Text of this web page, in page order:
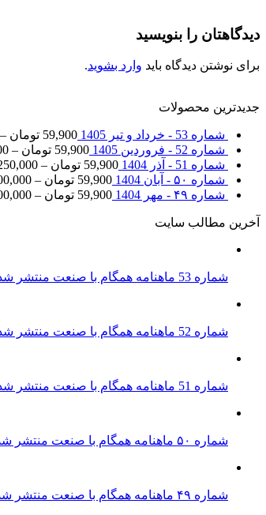
دیدگاهتان را بنویسید
برای نوشتن دیدگاه باید وارد بشوید.
جدیدترین محصولات
شماره 53 - خرداد و تیر 1405 59,900 تومان –
شماره 52 - فروردین 1405
59,900 تومان –
شماره 51 - آذر 1404
59,900 تومان –
شماره ۵۰ - آبان 1404
59,900 تومان –
شماره ۴۹ - مهر 1404
59,900 تومان –
آخرین مطالب سایت
شماره 53 ماهنامه همگام با صنعت منتشر شد
شماره 52 ماهنامه همگام با صنعت منتشر شد
شماره 51 ماهنامه همگام با صنعت منتشر شد
شماره ۵۰ ماهنامه همگام با صنعت منتشر شد
شماره ۴۹ ماهنامه همگام با صنعت منتشر شد